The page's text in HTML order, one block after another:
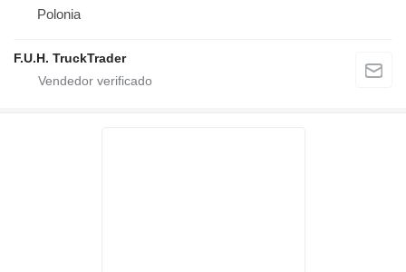
Polonia
F.U.H. TruckTrader